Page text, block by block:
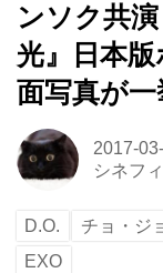
ンソク共
光』日本
面写真が一
2017-
シネフ
D.O. チョ・ジ
EXO